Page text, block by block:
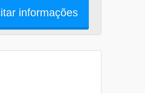
informações